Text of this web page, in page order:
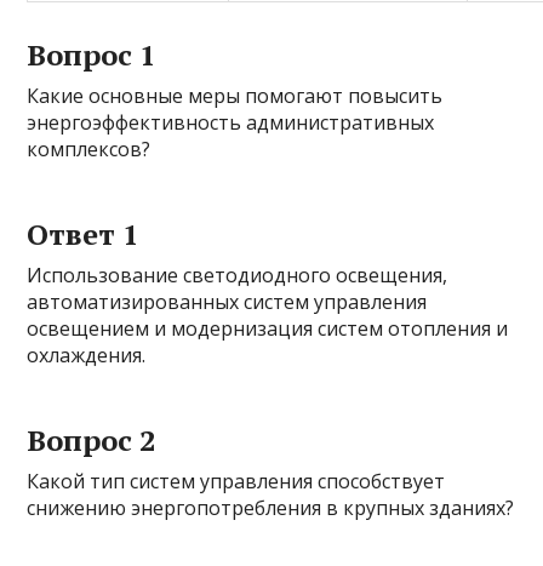
Вопрос 1
Какие основные меры помогают повысить
энергоэффективность административных
комплексов?
Ответ 1
Использование светодиодного освещения,
автоматизированных систем управления
освещением и модернизация систем отопления и
охлаждения.
Вопрос 2
Какой тип систем управления способствует
снижению энергопотребления в крупных зданиях?